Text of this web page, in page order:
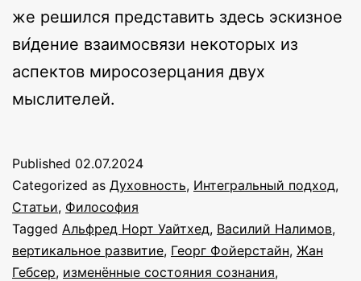
же решился представить здесь эскизное
ви́дение взаимосвязи некоторых из
аспектов миросозерцания двух
мыслителей.
Published 02.07.2024
Categorized as Духовность, Интегральный подход,
Статьи, Философия
Tagged Альфред Норт Уайтхед, Василий Налимов,
вертикальное развитие, Георг Фойерстайн, Жан
Гебсер, изменённые состояния сознания,